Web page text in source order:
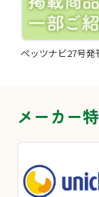
ペッツナビ27号発
メーカー